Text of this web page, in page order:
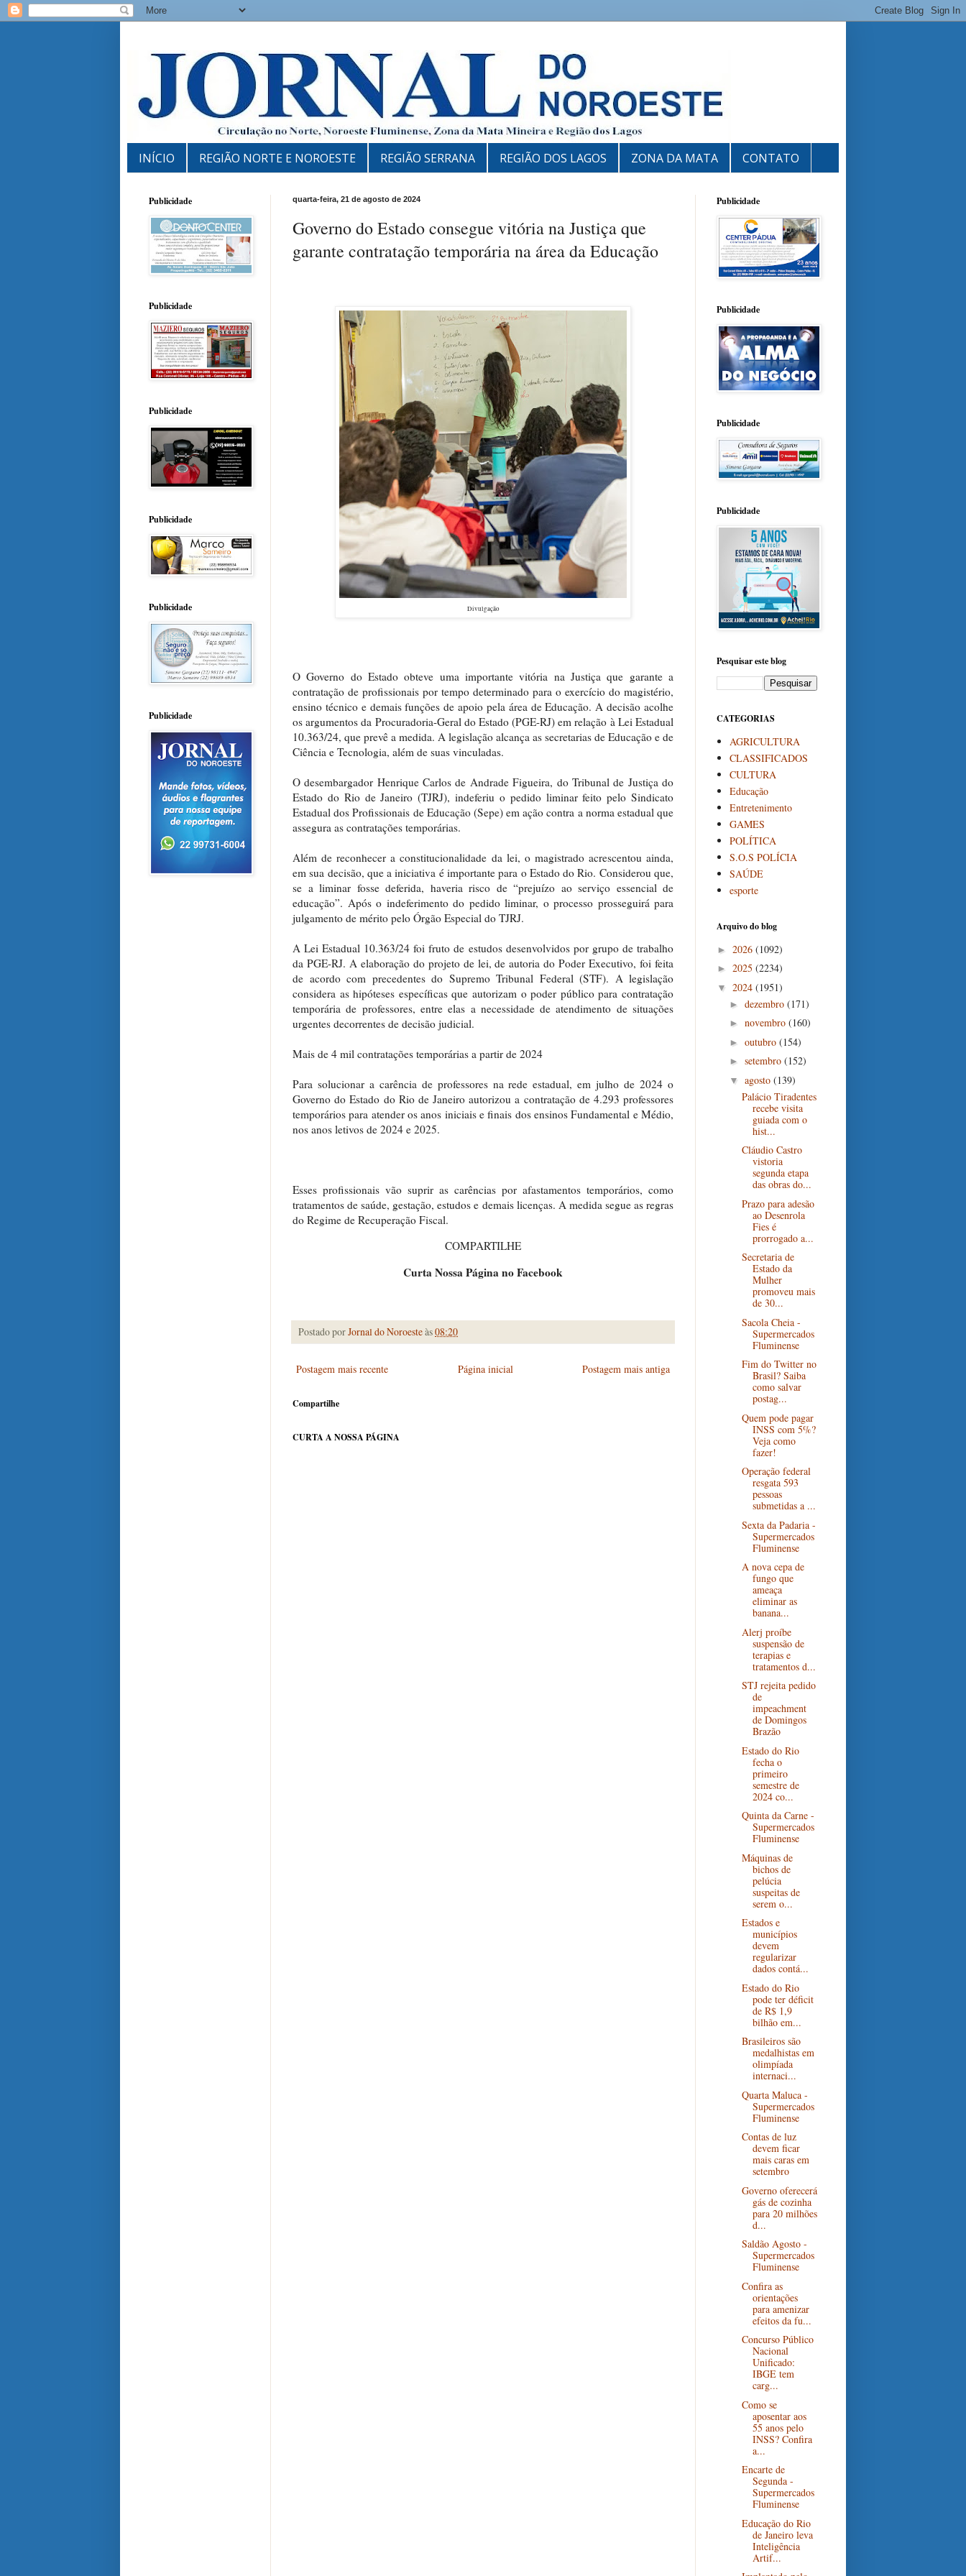
INÍCIO REGIÃO NORTE E NOROESTE REGIÃO SERRANA REGIÃO DOS LAGOS ZONA DA MATA CONTATO
quarta-feira, 21 de agosto de 2024
Governo do Estado consegue vitória na Justiça que
garante contratação temporária na área da Educação
Divulgação
O Governo do Estado obteve uma importante vitória na Justiça que garante a
contratação de profissionais por tempo determinado para o exercício do magistério,
ensino técnico e demais funções de apoio pela área de Educação. A decisão acolhe
os argumentos da Procuradoria-Geral do Estado (PGE-RJ) em relação à Lei Estadual
10.363/24, que prevê a medida. A legislação alcança as secretarias de Educação e de
Ciência e Tecnologia, além de suas vinculadas.
O desembargador Henrique Carlos de Andrade Figueira, do Tribunal de Justiça do
Estado do Rio de Janeiro (TJRJ), indeferiu o pedido liminar feito pelo Sindicato
Estadual dos Profissionais de Educação (Sepe) em ação contra a norma estadual que
assegura as contratações temporárias.
Além de reconhecer a constitucionalidade da lei, o magistrado acrescentou ainda,
em sua decisão, que a iniciativa é importante para o Estado do Rio. Considerou que,
se a liminar fosse deferida, haveria risco de “prejuízo ao serviço essencial de
educação”. Após o indeferimento do pedido liminar, o processo prosseguirá para
julgamento de mérito pelo Órgão Especial do TJRJ.
A Lei Estadual 10.363/24 foi fruto de estudos desenvolvidos por grupo de trabalho
da PGE-RJ. A elaboração do projeto de lei, de autoria do Poder Executivo, foi feita
de acordo com precedentes do Supremo Tribunal Federal (STF). A legislação
considera as hipóteses específicas que autorizam o poder público para contratação
temporária de professores, entre elas a necessidade de atendimento de situações
urgentes decorrentes de decisão judicial.
Mais de 4 mil contratações temporárias a partir de 2024
Para solucionar a carência de professores na rede estadual, em julho de 2024 o
Governo do Estado do Rio de Janeiro autorizou a contratação de 4.293 professores
temporários para atender os anos iniciais e finais dos ensinos Fundamental e Médio,
nos anos letivos de 2024 e 2025.
Esses profissionais vão suprir as carências por afastamentos temporários, como
tratamentos de saúde, gestação, estudos e demais licenças. A medida segue as regras
do Regime de Recuperação Fiscal.
COMPARTILHE
Curta Nossa Página no Facebook
Postado porJornal do Noroesteàs08:20
Postagem mais recente Postagem mais antiga
Página inicial
Compartilhe
CURTA A NOSSA PÁGINA
Publicidade
Publicidade
Publicidade
Publicidade
Publicidade
Publicidade
Publicidade
Publicidade
Publicidade
Publicidade
Pesquisar este blog
CATEGORIAS
AGRICULTURA
CLASSIFICADOS
CULTURA
Educação
Entretenimento
GAMES
POLÍTICA
S.O.S POLÍCIA
SAÚDE
esporte
Arquivo do blog
► 2026 (1092)
► 2025 (2234)
▼ 2024 (1951)
► dezembro (171)
► novembro (160)
► outubro (154)
► setembro (152)
▼ agosto (139)
Palácio Tiradentes
recebe visita
guiada com o
hist...
Cláudio Castro
vistoria
segunda etapa
das obras do...
Prazo para adesão
ao Desenrola
Fies é
prorrogado a...
Secretaria de
Estado da
Mulher
promoveu mais
de 30...
Sacola Cheia -
Supermercados
Fluminense
Fim do Twitter no
Brasil? Saiba
como salvar
postag...
Quem pode pagar
INSS com 5%?
Veja como
fazer!
Operação federal
resgata 593
pessoas
submetidas a ...
Sexta da Padaria -
Supermercados
Fluminense
A nova cepa de
fungo que
ameaça
eliminar as
banana...
Alerj proíbe
suspensão de
terapias e
tratamentos d...
STJ rejeita pedido
de
impeachment
de Domingos
Brazão
Estado do Rio
fecha o
primeiro
semestre de
2024 co...
Quinta da Carne -
Supermercados
Fluminense
Máquinas de
bichos de
pelúcia
suspeitas de
serem o...
Estados e
municípios
devem
regularizar
dados contá...
Estado do Rio
pode ter déficit
de R$ 1,9
bilhão em...
Brasileiros são
medalhistas em
olimpíada
internaci...
Quarta Maluca -
Supermercados
Fluminense
Contas de luz
devem ficar
mais caras em
setembro
Governo oferecerá
gás de cozinha
para 20 milhões
d...
Saldão Agosto -
Supermercados
Fluminense
Confira as
orientações
para amenizar
efeitos da fu...
Concurso Público
Nacional
Unificado:
IBGE tem
carg...
Como se
aposentar aos
55 anos pelo
INSS? Confira
a...
Encarte de
Segunda -
Supermercados
Fluminense
Educação do Rio
de Janeiro leva
Inteligência
Artif...